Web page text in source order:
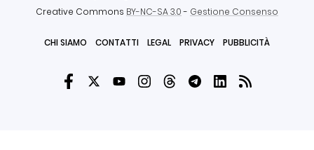
Creative Commons BY-NC-SA 3.0- Gestione Consenso
CHI SIAMO CONTATTI LEGAL PRIVACY PUBBLICITÀ